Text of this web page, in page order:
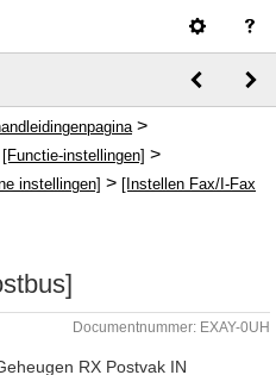
>
[Functie-instellingen] >
instellingen] > [Instellen Fax/I-Fax
Documentnummer: EXAY-0UH
RX Postvak IN